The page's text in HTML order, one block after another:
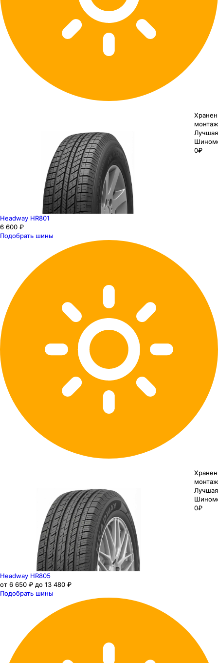
0₽
Headway HR801
6 600 ₽
Подобрать шины
0₽
Headway HR805
от 6 650 ₽ до 13 480 ₽
Подобрать шины